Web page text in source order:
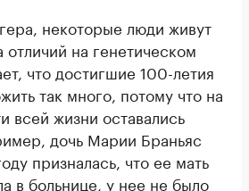
некоторые люди живут
отличий на генетическом
что достигшие 100-летия
так много, потому что на
всей жизни оставались
дочь Марии Браньяс
призналась, что ее мать
в больнице, у нее не было